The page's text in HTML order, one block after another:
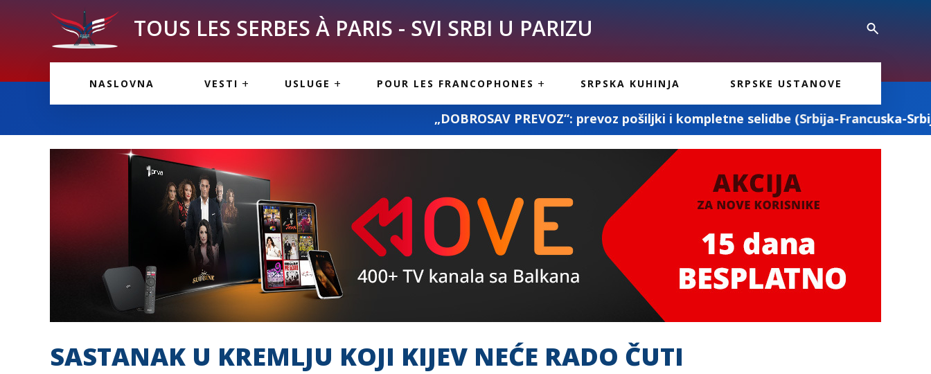
TOUS LES SERBES À PARIS - SVI SRBI U PARIZU
NASLOVNA VESTI USLUGE
INFORMACIJE
POUR LES FRANCOPHONES
PARIS
CUISINE SERBE
SRPSKA KUHINJA SRPSKE USTANOVE
„DOBROSAV PREVOZ“: prevoz pošiljki i kompletne selidbe (Srbija-Francuska-Srbija)
SASTANAK U KREMLJU KOJI KIJEV NEĆE RADO ČUTI